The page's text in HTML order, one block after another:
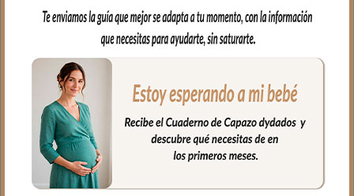
respaldo. Son unas cintas que pasas por
las aberturas de los arneses en el respaldo
hasta pasar a la parte posterior y se
abrochan entre ellas.
Las aberturas verticales en el respaldo y
ojales en el culete son aptas para la salida
de arenes de todo tipo de sillas.
Abertura en el centro de la funda para
permitir plegar las sillas que tienen cierre